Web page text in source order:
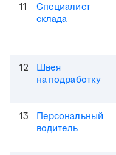
11
Специалист
склада
12
Швея
на подработку
13
Персональный
водитель